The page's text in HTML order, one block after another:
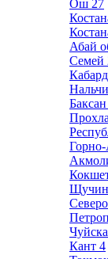
Ош 27
Абай
Семей
Баксан
Кант 4